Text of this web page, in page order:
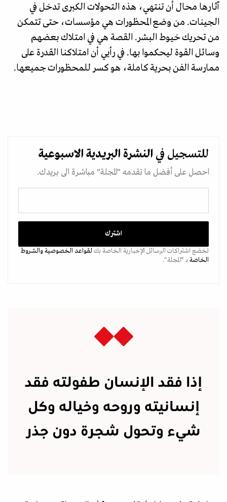
آثارها محال أن تنتهي، هذه التحولات الكبرى تدخل في
الجينات. من وضع المحظورات هي مؤسسات، حتى تتمكن
من تحريك خيوط البشر. القصة هي في امتلاك بعضهم
وسائل القوة ليحكموا بها. في رأيي أن امتلاكنا القدرة على
ممارسة الفن بحرية كاملة، هو كسر للمحظورات جميعها.
للتسجيل في النشرة البريدية الاسبوعية
احصل على أفضل ما تقدمه "المجلة" مباشرة الى بريدك.
تخضع اشتراكات الرسائل الإخبارية الخاصة بكلقواعد الخصوصيةوالشروط
الخاصة بـ “المجلة".
إذا فقد الإنسان طفولته فقد
إنسانيته وروحه وخياله وكل
شيء وتحول شجرة دون جذر